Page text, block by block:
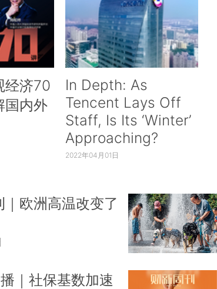
经济70
国内外
In Depth: As
Tencent Lays Off
Staff, Is Its ‘Winter’
Approaching?
2022年04月01日
欧洲高温改变了
｜社保基数加速